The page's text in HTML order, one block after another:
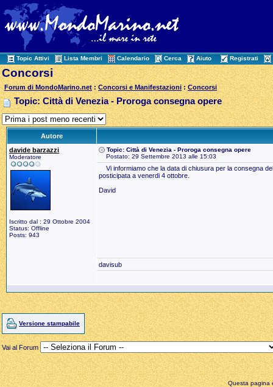
Topic Attivi Lista Membri Calendario Cerca Aiuto Registrati
Concorsi
Forum di MondoMarino.net :Concorsi e Manifestazioni: Concorsi
Topic: Città di Venezia - Proroga consegna opere
Autore
davide barzazzi
Moderatore
Iscritto dal : 29 Ottobre 2004
Status: Offline
Posts: 943
Topic: Città di Venezia - Proroga consegna opere
Postato: 29 Settembre 2013 alle 15:03
Vi informiamo che la data di chiusura per la consegna
posticipata a venerdi 4 ottobre.
David
davisub
Versione stampabile
Vai al Forum
Questa pagina